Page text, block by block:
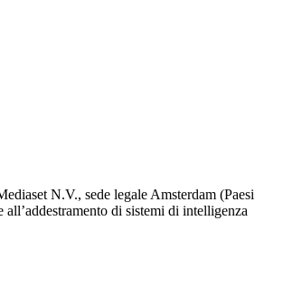
N.V., sede legale Amsterdam (Paesi
di sistemi di intelligenza